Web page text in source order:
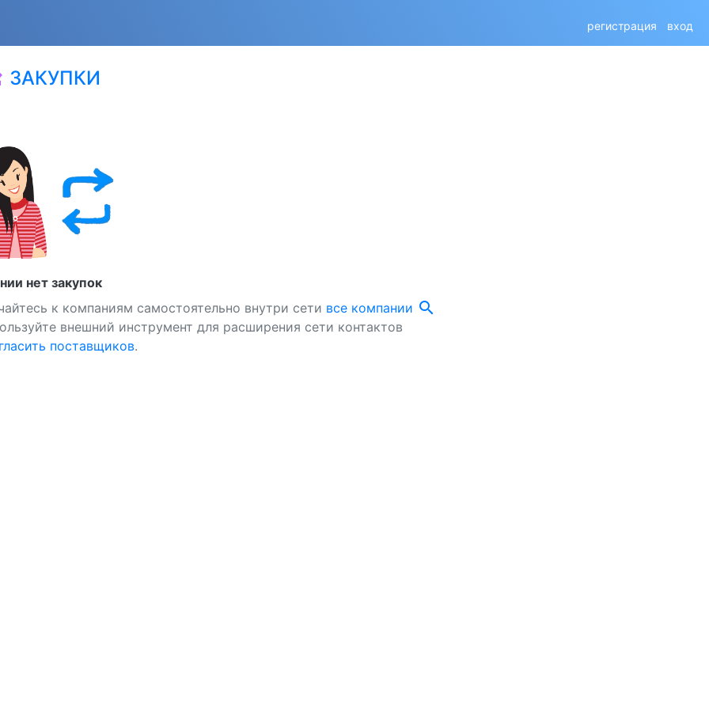
регистрация вход
ЗАКУПКИ
нет закупок
к компаниям самостоятельно внутри сети все компании search
внешний инструмент для расширения сети контактов
поставщиков.